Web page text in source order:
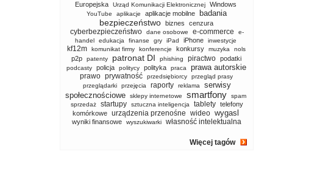
Europejska
Urząd Komunikacji Elektronicznej Windows
YouTube aplikacje aplikacje mobilne badania
bezpieczeństwo biznes cenzura
cyberbezpieczeństwo dane osobowe e-commerce
e-
handel
edukacja finanse gry iPad iPhone inwestycje
kf12m komunikat firmy konferencje konkursy muzyka nols
p2p patenty patronat DI phishing piractwo podatki
podcasty policja politycy polityka praca prawa autorskie
prawo prywatność przedsiębiorcy
przegląd prasy
przeglądarki
przejęcia raporty reklama
serwisy
społecznościowe
sklepy internetowe smartfony
spam
sprzedaż
startupy sztuczna inteligencja tablety telefony
komórkowe urządzenia przenośne wideo wygasl
wyniki finansowe wyszukiwarki własność intelektualna
Więcej tagów